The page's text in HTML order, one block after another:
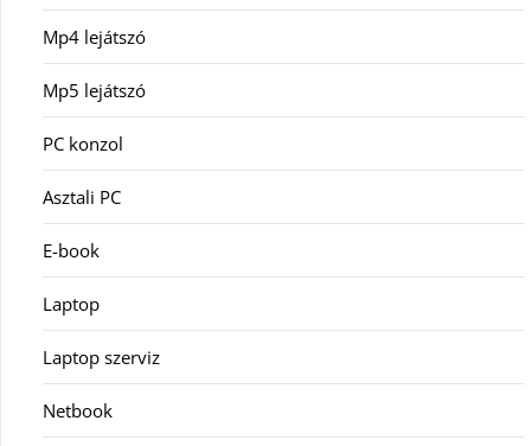
Mp4 lejátszó
Mp5 lejátszó
PC konzol
Asztali PC
E-book
Laptop
Laptop szerviz
Netbook